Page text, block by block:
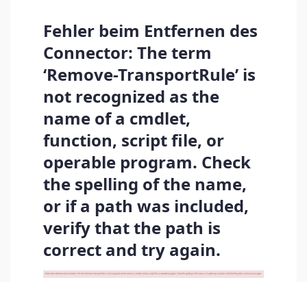
Fehler beim Entfernen des
Connector: The term
‘Remove-TransportRule’ is
not recognized as the
name of a cmdlet,
function, script file, or
operable program. Check
the spelling of the name,
or if a path was included,
verify that the path is
correct and try again.